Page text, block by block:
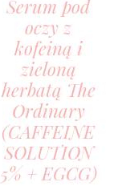
Serum pod
oczy z
kofeiną i
zieloną
herbatą The
Ordinary
(CAFFEINE
SOLUTION
5% + EGCG)